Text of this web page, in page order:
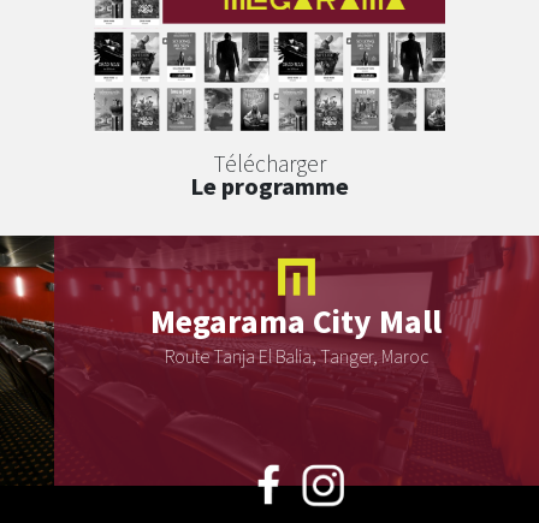
Télécharger
Le programme
MegaramaCity Mall
Route Tanja El Balia, Tanger, Maroc